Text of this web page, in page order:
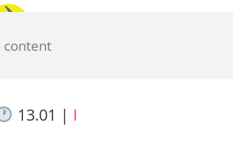
content
13.01 | I